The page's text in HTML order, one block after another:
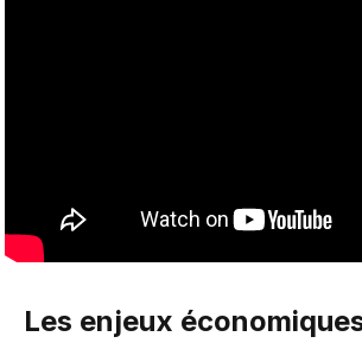
Les enjeux